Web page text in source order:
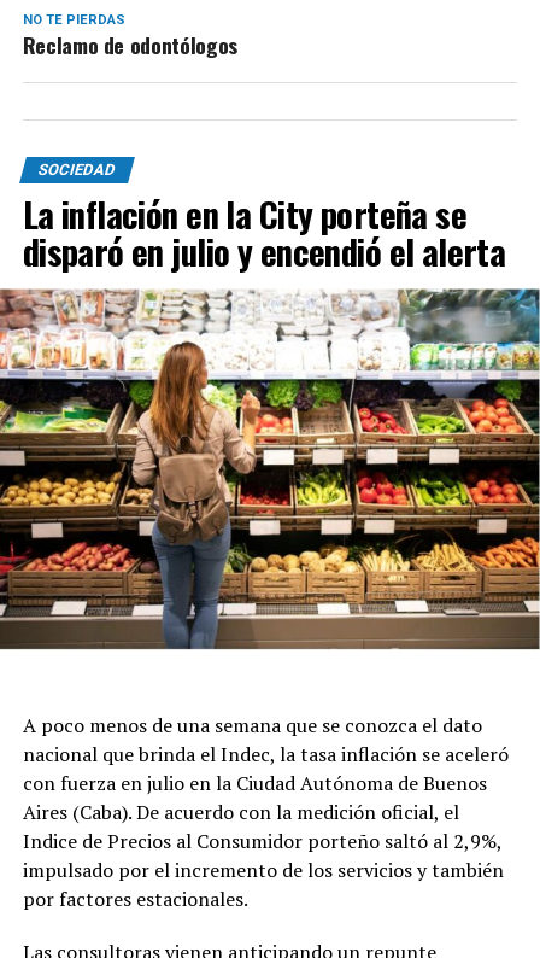
NO TE PIERDAS
Reclamo de odontólogos
SOCIEDAD
La inflación en la City porteña se
disparó en julio y encendió el alerta
A poco menos de una semana que se conozca el dato
nacional que brinda el Indec, la tasa inflación se aceleró
con fuerza en julio en la Ciudad Autónoma de Buenos
Aires (Caba). De acuerdo con la medición oficial, el
Indice de Precios al Consumidor porteño saltó al 2,9%,
impulsado por el incremento de los servicios y también
por factores estacionales.
Las consultoras vienen anticipando un repunte